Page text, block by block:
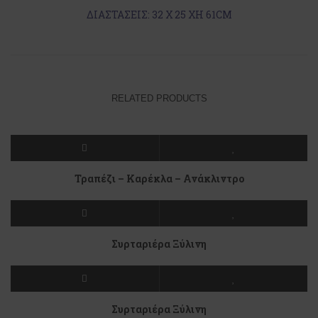
ΔΙΑΣΤΑΣΕΙΣ: 32 Χ 25 ΧΗ 61CM
RELATED PRODUCTS
Τραπέζι – Καρέκλα – Ανάκλιντρο
Συρταριέρα Ξύλινη
Συρταριέρα Ξύλινη